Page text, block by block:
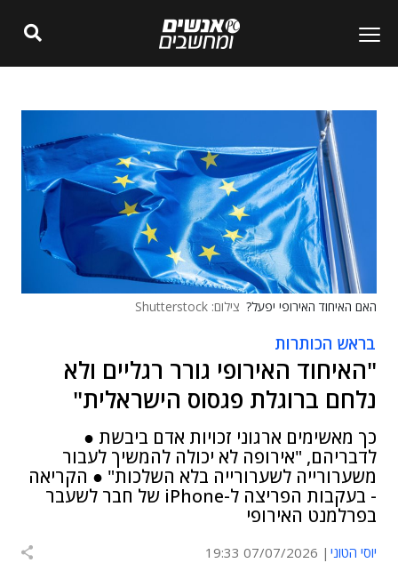
האם האיחוד האירופי יפעל? צילום: Shutterstock
בראש הכותרות
"האיחוד האירופי גורר רגליים ולא
נלחם ברוגלת פגסוס הישראלית"
כך מאשימים ארגוני זכויות אדם ביבשת ●
לדבריהם, "אירופה לא יכולה להמשיך לעבור
משערורייה לשערורייה בלא השלכות" ● הקריאה
- בעקבות הפריצה ל-iPhone של חבר לשעבר
בפרלמנט האירופי
יוסי הטוני 07/07/2026 19:33